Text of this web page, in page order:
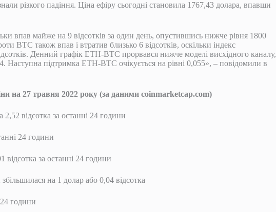
різкого падіння. Ціна ефіру сьогодні становила 1767,43 долара, впавши
впав майже на 9 відсотків за один день, опустившись нижче рівня 1800
BTC також впав і втратив близько 6 відсотків, оскільки індекс
Денний графік ETH-BTC прорвався нижче моделі висхідного каналу,
Наступна підтримка ETH-BTC очікується на рівні 0,055», – повідомили в
на 27 травня 2022 року (за даними coinmarketcap.com)
відсотка за останні 24 години
24 години
за останні 24 години
на 1 долар або 0,04 відсотка
години